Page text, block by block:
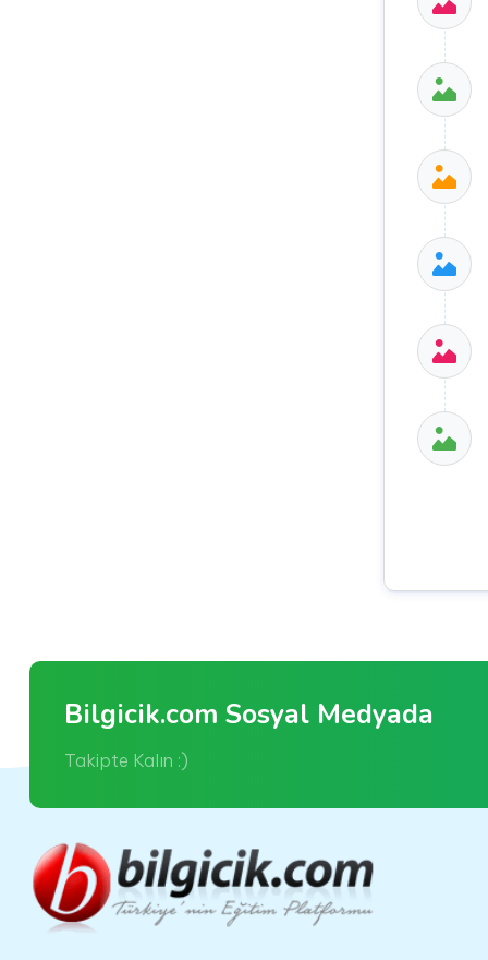
Bilgicik.com Sosyal Medyada
Takipte Kalın :)